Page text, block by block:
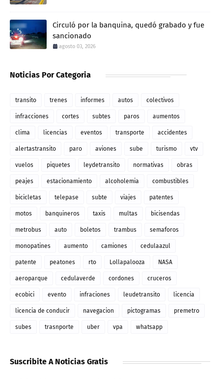
Circuló por la banquina, quedó grabado y fue
sancionado
agosto 03, 2026
Noticias Por Categoria
transito trenes informes autos colectivos
infracciones cortes subtes paros aumentos
clima licencias eventos transporte accidentes
alertastransito paro aviones sube turismo vtv
vuelos piquetes leydetransito normativas obras
peajes estacionamiento alcoholemia combustibles
bicicletas telepase subte viajes patentes
motos banquineros taxis multas bicisendas
metrobus auto boletos trambus semaforos
monopatines aumento camiones cedulaazul
patente peatones rto Lollapalooza NASA
aeroparque cedulaverde cordones cruceros
ecobici evento infraciones leudetransito licencia
licencia de conducir navegacion pictogramas premetro
subes trasnporte uber vpa whatsapp
Suscribite A Noticias Gratis